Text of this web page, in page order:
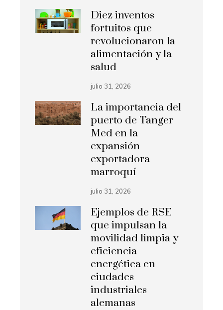
Diez inventos
fortuitos que
revolucionaron la
alimentación y la
salud
julio 31, 2026
La importancia del
puerto de Tanger
Med en la
expansión
exportadora
marroquí
julio 31, 2026
Ejemplos de RSE
que impulsan la
movilidad limpia y
eficiencia
energética en
ciudades
industriales
alemanas